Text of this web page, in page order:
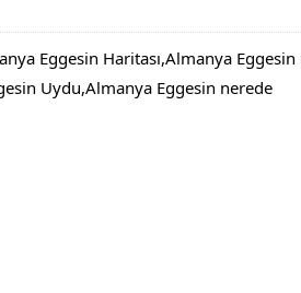
Eggesin Haritası,Almanya
Uydu,Almanya Eggesin nerede